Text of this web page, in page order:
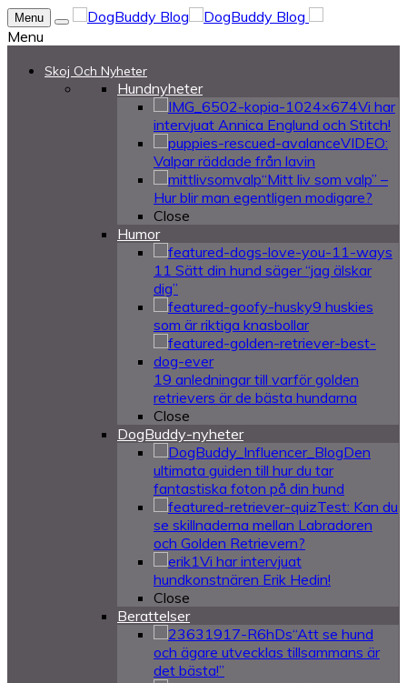
Menu
Menu
Skoj Och Nyheter
Hundnyheter
Vi har
intervjuat Annica Englund och Stitch!
VIDEO:
Valpar räddade från lavin
“Mitt liv som valp” –
Hur blir man egentligen modigare?
Close
Humor
11 Sätt din hund säger “jag älskar
dig”
9 huskies
som är riktiga knasbollar
19 anledningar till varför golden
retrievers är de bästa hundarna
Close
DogBuddy-nyheter
Den
ultimata guiden till hur du tar
fantastiska foton på din hund
Test: Kan du
se skillnaderna mellan Labradoren
och Golden Retrievern?
Vi har intervjuat
hundkonstnären Erik Hedin!
Close
Berattelser
“Att se hund
och ägare utvecklas tillsammans är
det bästa!”